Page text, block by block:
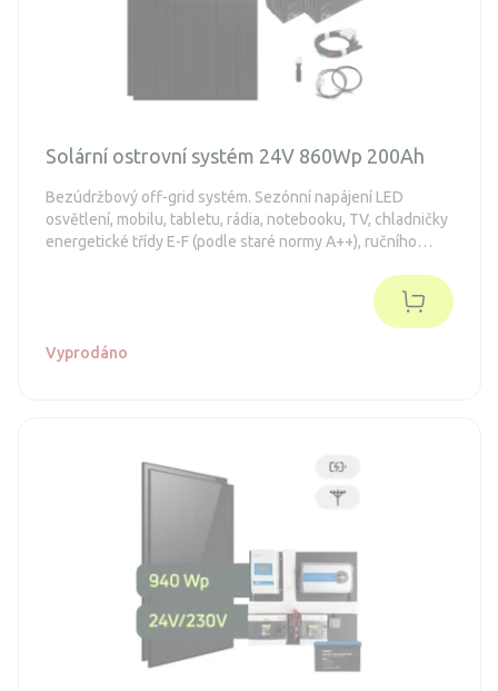
Solární ostrovní systém 24V 860Wp 200Ah
Bezúdržbový off-grid systém. Sezónní napájení LED
osvětlení, mobilu, tabletu, rádia, notebooku, TV, chladničky
energetické třídy E-F (podle staré normy A++), ručního
Vyprodáno